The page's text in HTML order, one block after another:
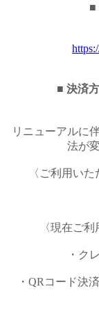
■
■ 決済
リニューアルに
法が
〈ご利用い
〈現在ご
・ク
・QRコード決